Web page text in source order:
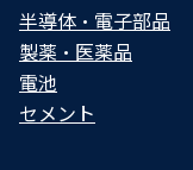
半導体・電子部品
製薬・医薬品
電池
セメント